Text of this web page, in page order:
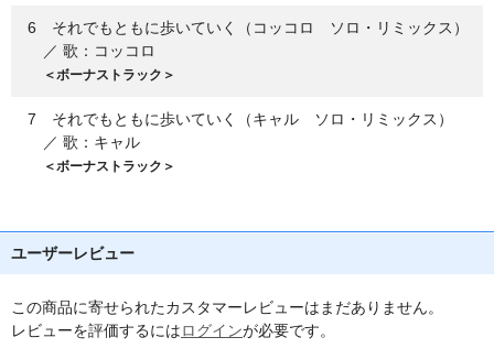
6 それでもともに歩いていく（コッコロ ソロ・リミックス）
／ 歌：コッコロ
＜ボーナストラック＞
7 それでもともに歩いていく（キャル ソロ・リミックス）
／ 歌：キャル
＜ボーナストラック＞
ユーザーレビュー
この商品に寄せられたカスタマーレビューはまだありません。
レビューを評価するにはログインが必要です。